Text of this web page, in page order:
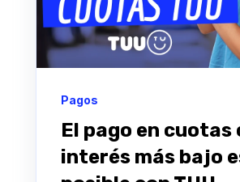
Pagos
El pago en cuotas
interés más bajo